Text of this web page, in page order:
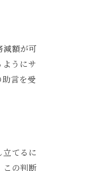
額が可
うにサ
言を受
てるに
この判断